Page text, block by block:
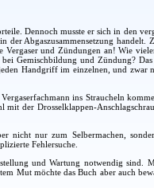
Dennoch musste er sich in den
Abgaszusammensetzung
und Zündungen an! Wie
Gemischbildung und Zündung?
Handgriff im einzelnen, und
ins Straucheln
mit der Drosselklappen-
nicht nur zum Selbermachen,
Fehlersuche.
und Wartung notwendig sind.
Mut möchte das Buch aber auch